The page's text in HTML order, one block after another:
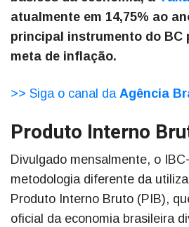
atualmente em 14,75% ao
principal instrumento do BC
meta de inflação.
>> Siga o canal da Agência
Produto Interno
Divulgado mensalmente, o
metodologia diferente da
Produto Interno Bruto (PIB),
oficial da economia brasileira